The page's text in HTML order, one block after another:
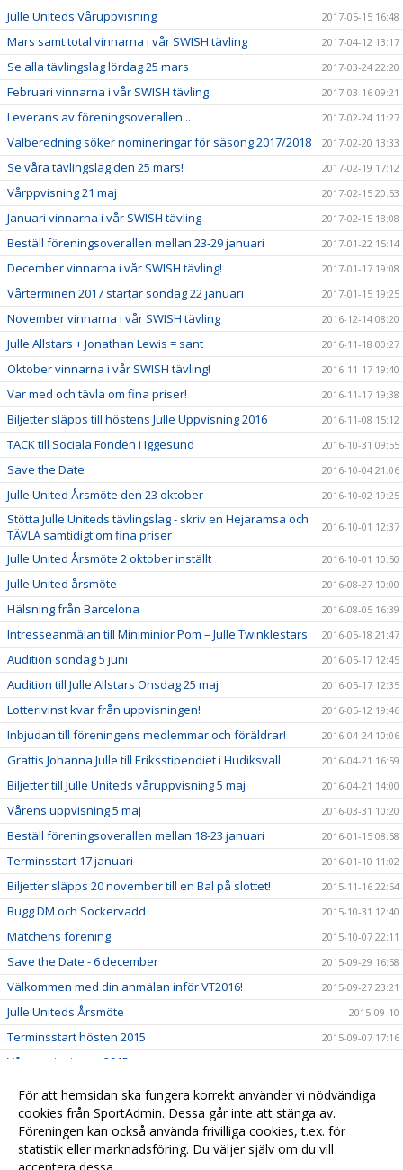
Julle Uniteds Våruppvisning 2017-05-15 16:48
Mars samt total vinnarna i vår SWISH tävling 2017-04-12 13:17
Se alla tävlingslag lördag 25 mars 2017-03-24 22:20
Februari vinnarna i vår SWISH tävling 2017-03-16 09:21
Leverans av föreningsoverallen... 2017-02-24 11:27
Valberedning söker nomineringar för säsong 2017/2018 2017-02-20 13:33
Se våra tävlingslag den 25 mars! 2017-02-19 17:12
Vårppvisning 21 maj 2017-02-15 20:53
Januari vinnarna i vår SWISH tävling 2017-02-15 18:08
Beställ föreningsoverallen mellan 23-29 januari 2017-01-22 15:14
December vinnarna i vår SWISH tävling! 2017-01-17 19:08
Vårterminen 2017 startar söndag 22 januari 2017-01-15 19:25
November vinnarna i vår SWISH tävling 2016-12-14 08:20
Julle Allstars + Jonathan Lewis = sant 2016-11-18 00:27
Oktober vinnarna i vår SWISH tävling! 2016-11-17 19:40
Var med och tävla om fina priser! 2016-11-17 19:38
Biljetter släpps till höstens Julle Uppvisning 2016 2016-11-08 15:12
TACK till Sociala Fonden i Iggesund 2016-10-31 09:55
Save the Date 2016-10-04 21:06
Julle United Årsmöte den 23 oktober 2016-10-02 19:25
Stötta Julle Uniteds tävlingslag - skriv en Hejaramsa och
TÄVLA samtidigt om fina priser
2016-10-01 12:37
Julle United Årsmöte 2 oktober inställt 2016-10-01 10:50
Julle United årsmöte 2016-08-27 10:00
Hälsning från Barcelona 2016-08-05 16:39
Intresseanmälan till Miniminior Pom – Julle Twinklestars 2016-05-18 21:47
Audition söndag 5 juni 2016-05-17 12:45
Audition till Julle Allstars Onsdag 25 maj 2016-05-17 12:35
Lotterivinst kvar från uppvisningen! 2016-05-12 19:46
Inbjudan till föreningens medlemmar och föräldrar! 2016-04-24 10:06
Grattis Johanna Julle till Eriksstipendiet i Hudiksvall 2016-04-21 16:59
Biljetter till Julle Uniteds våruppvisning 5 maj 2016-04-21 14:00
Vårens uppvisning 5 maj 2016-03-31 10:20
Beställ föreningsoverallen mellan 18-23 januari 2016-01-15 08:58
Terminsstart 17 januari 2016-01-10 11:02
Biljetter släpps 20 november till en Bal på slottet! 2015-11-16 22:54
Bugg DM och Sockervadd 2015-10-31 12:40
Matchens förening 2015-10-07 22:11
Save the Date - 6 december 2015-09-29 16:58
Välkommen med din anmälan inför VT2016! 2015-09-27 23:21
Julle Uniteds Årsmöte 2015-09-10
Terminsstart hösten 2015 2015-09-07 17:16
Våruppvisningen 2015
Höstuppvisning 2014 2014-11-30 13:28
Våruppvisningen 2014 2014-05-01 23:49
Höstuppvisning 2013 2013-11-15 23:50
För att hemsidan ska fungera korrekt använder vi nödvändiga
cookies från SportAdmin. Dessa går inte att stänga av.
Föreningen kan också använda frivilliga cookies, t.ex. för
statistik eller marknadsföring. Du väljer själv om du vill